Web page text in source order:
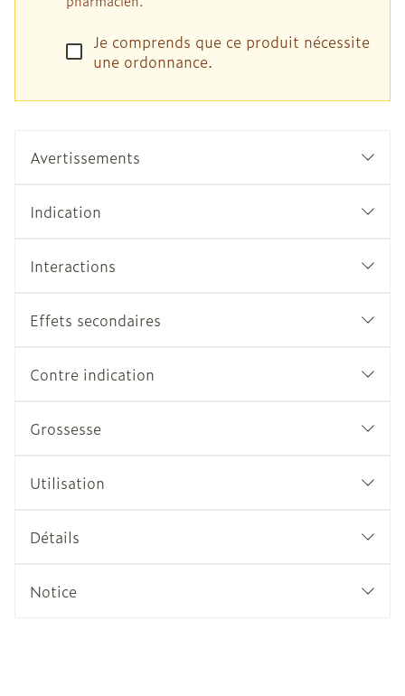
Je comprends que ce produit nécessite
une ordonnance.
Avertissements
Indication
Interactions
Effets secondaires
Contre indication
Grossesse
Utilisation
Détails
Notice